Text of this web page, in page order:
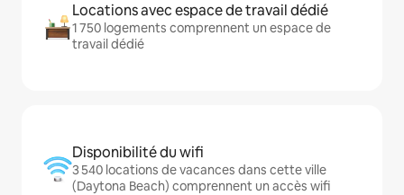
Locations avec espace de travail dédié
1 750 logements comprennent un espace de
travail dédié
Disponibilité du wifi
3 540 locations de vacances dans cette ville
(Daytona Beach) comprennent un accès wifi